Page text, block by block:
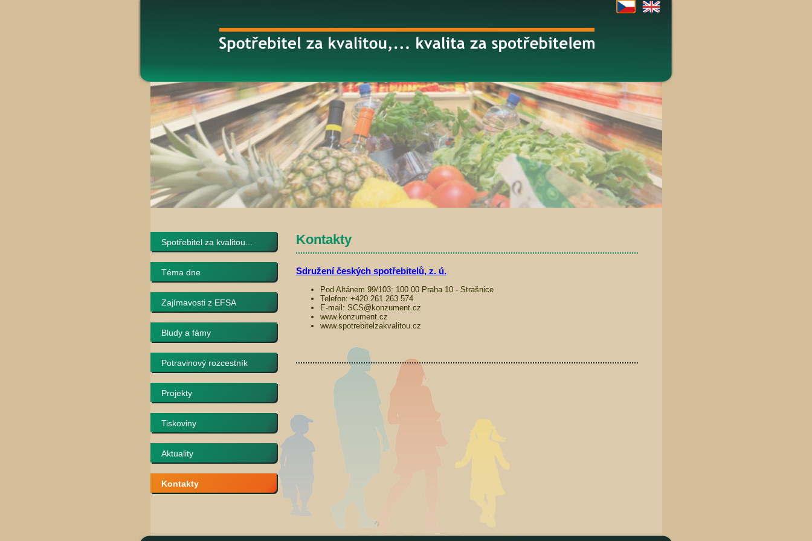
Spotřebitel za kvalitou...
Téma dne
Zajímavosti z EFSA
Bludy a fámy
Potravinový rozcestník
Projekty
Tiskoviny
Aktuality
Kontakty
Kontakty
Sdružení českých spotřebitelů, z. ú.
Pod Altánem 99/103; 100 00 Praha 10 - Strašnice
Telefon: +420 261 263 574
E-mail: SCS@konzument.cz
www.konzument.cz
www.spotrebitelzakvalitou.cz